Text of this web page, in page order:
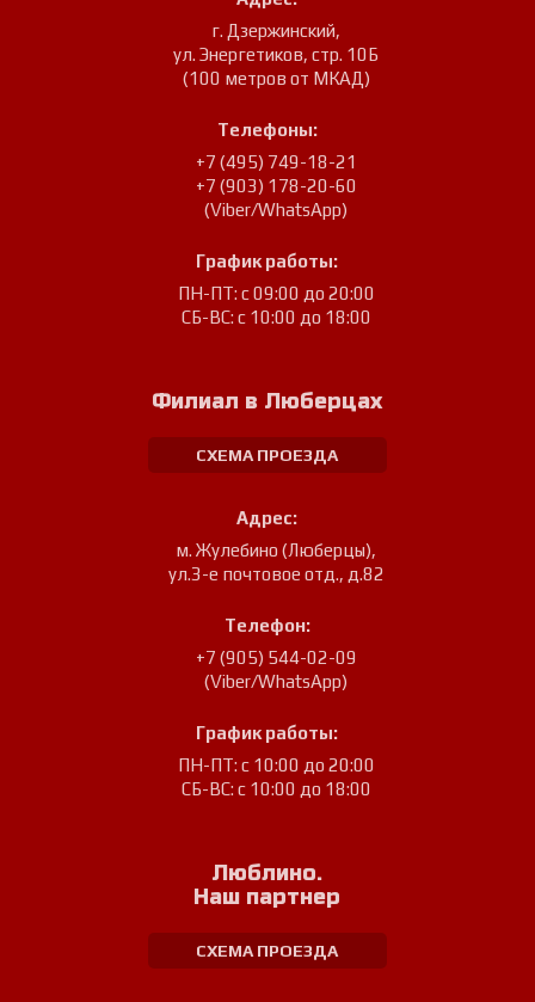
г. Дзержинский,
ул. Энергетиков, стр. 10Б
(100 метров от МКАД)
Телефоны:
+7 (495) 749-18-21
+7 (903) 178-20-60
(Viber/WhatsApp)
График работы:
ПН-ПТ: с 09:00 до 20:00
СБ-ВС: с 10:00 до 18:00
Филиал в Люберцах
СХЕМА ПРОЕЗДА
Адрес:
м. Жулебино (Люберцы),
ул.3-е почтовое отд., д.82
Телефон:
+7 (905) 544-02-09
(Viber/WhatsApp)
График работы:
ПН-ПТ: с 10:00 до 20:00
СБ-ВС: с 10:00 до 18:00
Люблино.
Наш партнер
СХЕМА ПРОЕЗДА